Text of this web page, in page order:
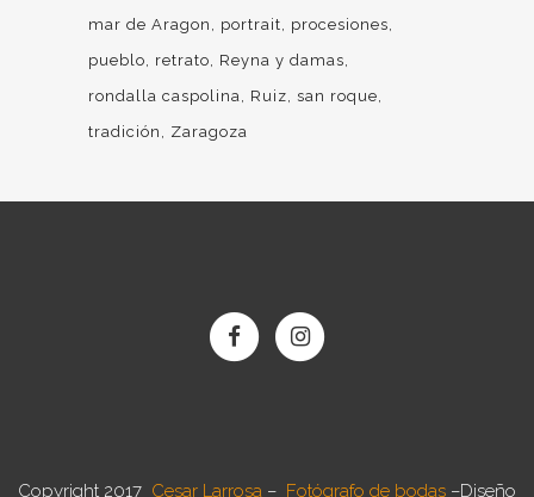
mar de Aragon
portrait
procesiones
pueblo
retrato
Reyna y damas
rondalla caspolina
Ruiz san roque
tradición
Zaragoza
Copyright 2017 Cesar Larrosa – Fotógrafo de bodas –Diseño